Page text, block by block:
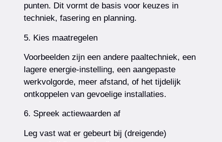
punten. Dit vormt de basis voor keuzes in
techniek, fasering en planning.
5. Kies maatregelen
Voorbeelden zijn een andere paaltechniek, een
lagere energie-instelling, een aangepaste
werkvolgorde, meer afstand, of het tijdelijk
ontkoppelen van gevoelige installaties.
6. Spreek actiewaarden af
Leg vast wat er gebeurt bij (dreigende)